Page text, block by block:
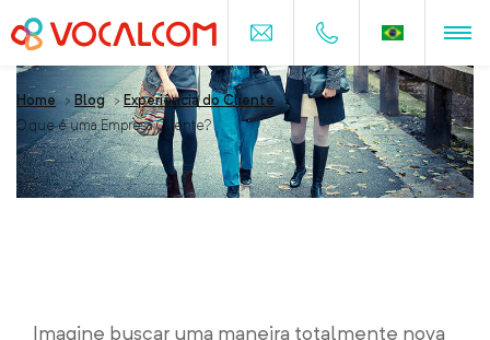
Home > Blog > Experiência do Cliente >
O que é uma Empresa Cliente?
O que é uma Empresa Cliente?
Imagine buscar uma maneira totalmente nova